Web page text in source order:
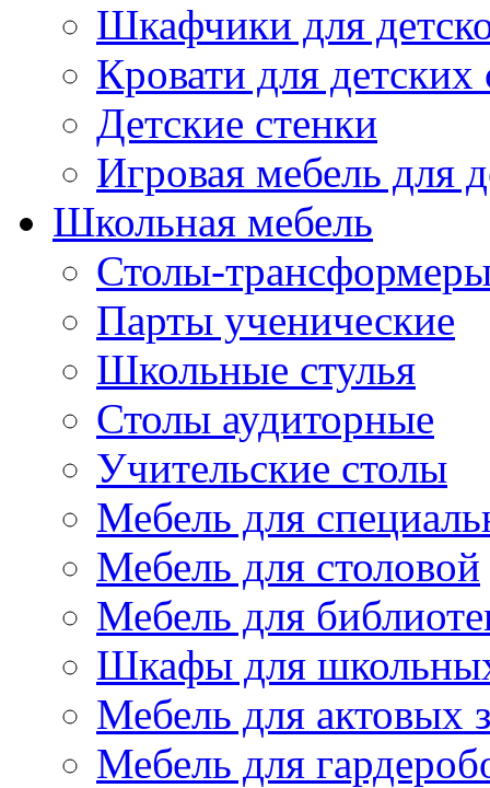
Шкафчики для
Кровати для детских
Детские стенки
Игровая мебель для
Школьная мебель
Столы-
Парты ученические
Школьные стулья
Столы аудиторные
Учительские столы
Мебель для
Мебель для столовой
Мебель для
Шкафы для
Мебель для актовых
Мебель для